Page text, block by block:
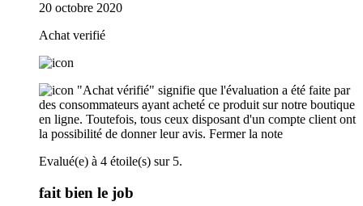
20 octobre 2020
Achat verifié
"Achat vérifié" signifie que l'évaluation a été faite par
des consommateurs ayant acheté ce produit sur notre boutique
en ligne. Toutefois, tous ceux disposant d'un compte client ont
la possibilité de donner leur avis. Fermer la note
Evalué(e) à 4 étoile(s) sur 5.
fait bien le job